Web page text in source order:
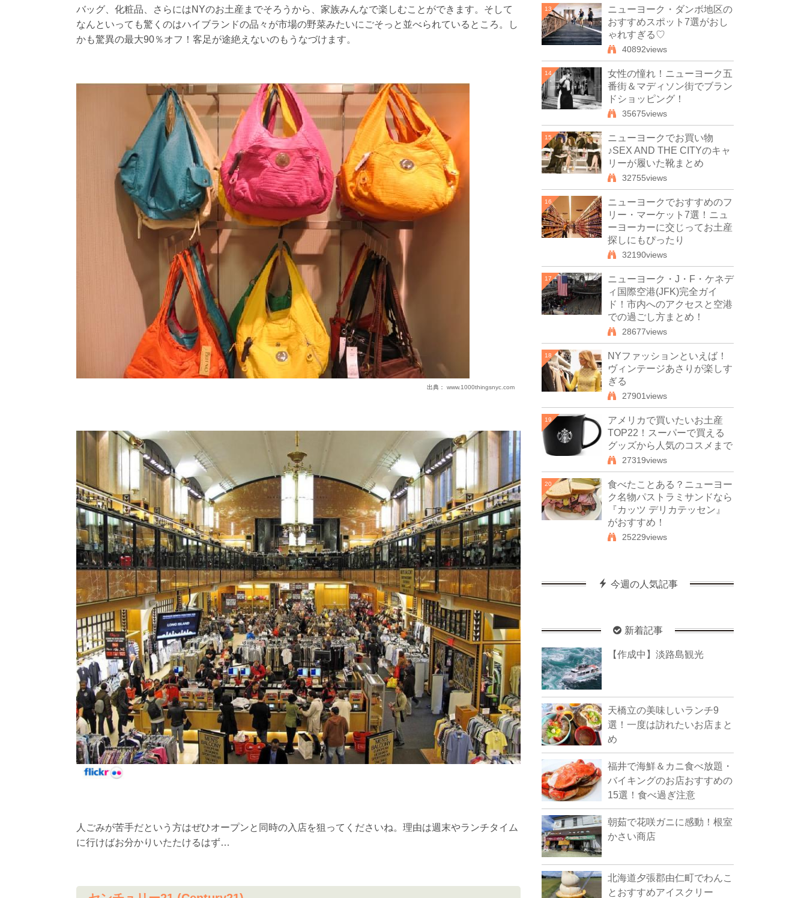
バッグ、化粧品、さらにはNYのお土産までそろうから、家族みんなで楽しむことができます。そして
なんといっても驚くのはハイブランドの品々が市場の野菜みたいにごそっと並べられているところ。し
かも驚異の最大90％オフ！客足が途絶えないのもうなづけます。
出典： www.1000thingsnyc.com
人ごみが苦手だという方はぜひオープンと同時の入店を狙ってくださいね。理由は週末やランチタイム
に行けばお分かりいたたけるはず…
13
ニューヨーク・ダンボ地区の
おすすめスポット7選がおし
ゃれすぎる♡
40892views
14
女性の憧れ！ニューヨーク五
番街＆マディソン街でブラン
ドショッピング！
35675views
15
ニューヨークでお買い物
♪SEX AND THE CITYのキャ
リーが履いた靴まとめ
32755views
16
ニューヨークでおすすめのフ
リー・マーケット7選！ニュ
ーヨーカーに交じってお土産
探しにもぴったり
32190views
17
ニューヨーク・J・F・ケネデ
ィ国際空港(JFK)完全ガイ
ド！市内へのアクセスと空港
での過ごし方まとめ！
28677views
18
NYファッションといえば！
ヴィンテージあさりが楽しす
ぎる
27901views
19
アメリカで買いたいお土産
TOP22！スーパーで買える
グッズから人気のコスメまで
27319views
20
食べたことある？ニューヨー
ク名物パストラミサンドなら
『カッツ デリカテッセン』
がおすすめ！
25229views
今週の人気記事
新着記事
【作成中】淡路島観光
天橋立の美味しいランチ9
選！一度は訪れたいお店まと
め
福井で海鮮＆カニ食べ放題・
バイキングのお店おすすめの
15選！食べ過ぎ注意
朝茹で花咲ガニに感動！根室
かさい商店
北海道夕張郡由仁町でわんこ
とおすすめアイスクリー